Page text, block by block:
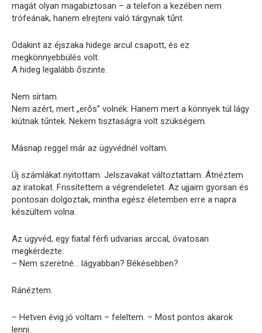
magát olyan magabiztosan – a telefon a kezében nem
trófeának, hanem elrejteni való tárgynak tűnt.
Odakint az éjszaka hidege arcul csapott, és ez
megkönnyebbülés volt.
A hideg legalább őszinte.
Nem sírtam.
Nem azért, mert „erős” volnék. Hanem mert a könnyek túl lágy
kiútnak tűntek. Nekem tisztaságra volt szükségem.
Másnap reggel már az ügyvédnél voltam.
Új számlákat nyitottam. Jelszavakat változtattam. Átnéztem
az iratokat. Frissítettem a végrendeletet. Az ujjaim gyorsan és
pontosan dolgoztak, mintha egész életemben erre a napra
készültem volna.
Az ügyvéd, egy fiatal férfi udvarias arccal, óvatosan
megkérdezte:
– Nem szeretné… lágyabban? Békésebben?
Ránéztem.
– Hetven évig jó voltam – feleltem. – Most pontos akarok
lenni.